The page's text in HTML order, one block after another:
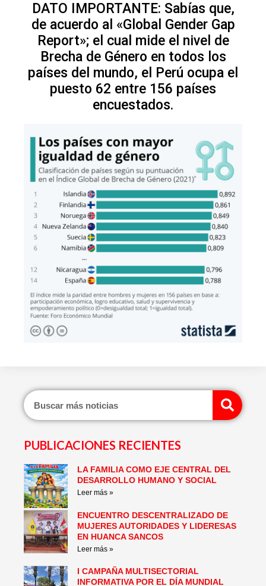
DATO IMPORTANTE: Sabías que,
de acuerdo al «Global Gender Gap
Report»; el cual mide el nivel de
Brecha de Género en todos los
países del mundo, el Perú ocupa el
puesto 62 entre 156 países
encuestados.
PUBLICACIONES RECIENTES
LA FAMILIA COMO EJE CENTRAL DEL
DESARROLLO HUMANO Y SOCIAL
Leer más »
ENCUENTRO DESCENTRALIZADO DE
MUJERES AUTORIDADES Y LIDERESAS
EN HUANCA SANCOS
Leer más »
I CAMPAÑA MULTISECTORIAL
INFORMATIVA POR EL DÍA MUNDIAL
PagePagePagePagePagePage